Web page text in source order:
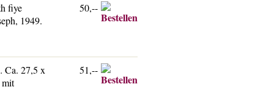
fiye
1949.
50,--
Ca. 27,5 x
mit
51,--